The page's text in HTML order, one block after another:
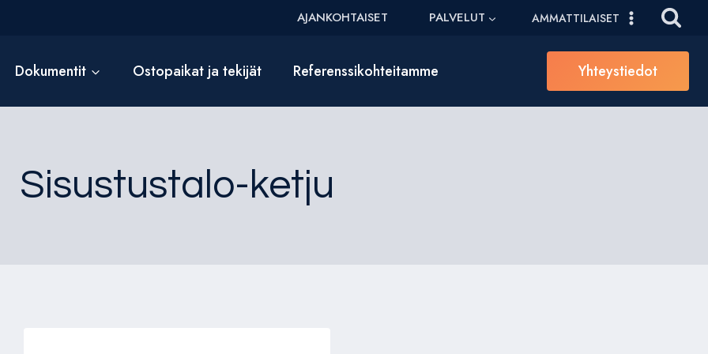
AJANKOHTAISET PALVELUT AMMATTILAISET
Dokumentit Ostopaikat ja tekijät Referenssikohteitamme Yhteystiedot
Sisustustalo-ketju